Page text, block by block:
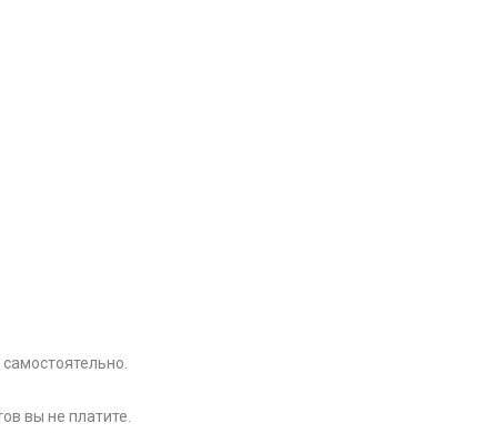
вы не платите.